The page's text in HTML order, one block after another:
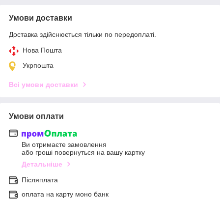
Умови доставки
Доставка здійснюється тільки по передоплаті.
Нова Пошта
Укрпошта
Всі умови доставки
Умови оплати
Ви отримаєте замовлення
або гроші повернуться на вашу картку
Детальніше
Післяплата
оплата на карту моно банк